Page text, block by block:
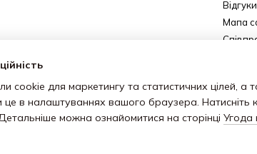
Відгуки
Мапа
cookie для маркетингу та статистичних цілей, а
це в налаштуваннях вашого браузера. Натисніть
можна ознайомитися на сторінці Угода